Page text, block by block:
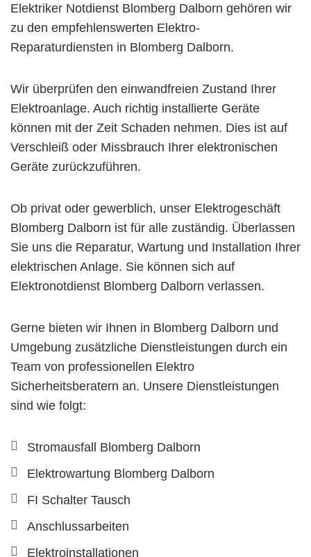
Elektriker Notdienst Blomberg Dalborn gehören wir
zu den empfehlenswerten Elektro-
Reparaturdiensten in Blomberg Dalborn.
Wir überprüfen den einwandfreien Zustand Ihrer
Elektroanlage. Auch richtig installierte Geräte
können mit der Zeit Schaden nehmen. Dies ist auf
Verschleiß oder Missbrauch Ihrer elektronischen
Geräte zurückzuführen.
Ob privat oder gewerblich, unser Elektrogeschäft
Blomberg Dalborn ist für alle zuständig. Überlassen
Sie uns die Reparatur, Wartung und Installation Ihrer
elektrischen Anlage. Sie können sich auf
Elektronotdienst Blomberg Dalborn verlassen.
Gerne bieten wir Ihnen in Blomberg Dalborn und
Umgebung zusätzliche Dienstleistungen durch ein
Team von professionellen Elektro
Sicherheitsberatern an. Unsere Dienstleistungen
sind wie folgt:
Stromausfall Blomberg Dalborn
Elektrowartung Blomberg Dalborn
FI Schalter Tausch
Anschlussarbeiten
Elektroinstallationen